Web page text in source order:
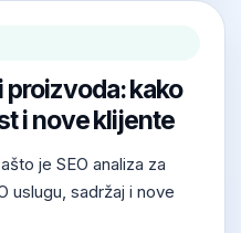
proizvoda: kako
i nove klijente
je SEO analiza za
uslugu, sadržaj i nove